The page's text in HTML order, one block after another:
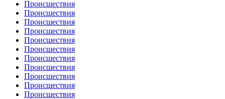
Происшествия
Происшествия
Происшествия
Происшествия
Происшествия
Происшествия
Происшествия
Происшествия
Происшествия
Происшествия
Происшествия